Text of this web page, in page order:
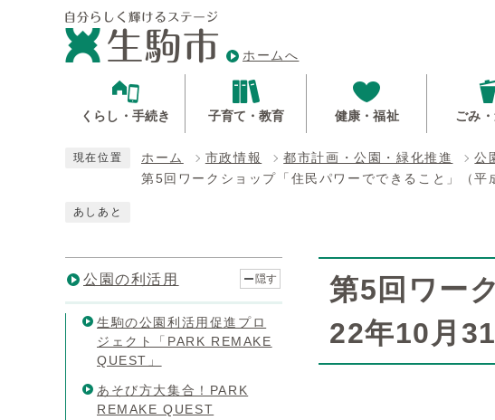
ホームへ
くらし・手続き 子育て・教育 健康・福祉 ごみ
現在位置 ホーム 市政情報 都市計画・公園・緑化推進 公
第5回ワークショップ「住民パワーでできること」（
あしあと
第5回ワー
22年10月
公園の利活用 隠す
生駒の公園利活用促進プロ
ジェクト「PARK REMAKE
QUEST」
あそび方大集合！PARK
REMAKE QUEST